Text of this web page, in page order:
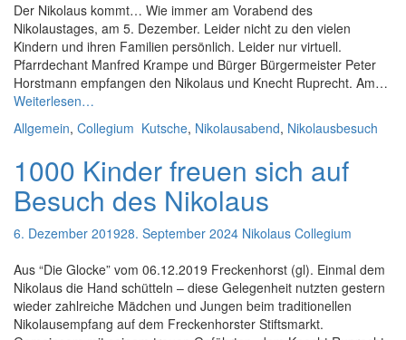
Der Nikolaus kommt… Wie immer am Vorabend des
Nikolaustages, am 5. Dezember. Leider nicht zu den vielen
Kindern und ihren Familien persönlich. Leider nur virtuell.
Pfarrdechant Manfred Krampe und Bürger Bürgermeister Peter
Horstmann empfangen den Nikolaus und Knecht Ruprecht. Am…
Weiterlesen…
kommt…
Allgemein, Collegium Kutsche, Nikolausabend, Nikolausbesuch
1000 Kinder freuen sich auf
Besuch des Nikolaus
6. Dezember 201928. September 2024 Nikolaus Collegium
Aus “Die Glocke” vom 06.12.2019 Freckenhorst (gl). Einmal dem
Nikolaus die Hand schütteln – diese Gelegenheit nutzten gestern
wieder zahlreiche Mädchen und Jungen beim traditionellen
Nikolausempfang auf dem Freckenhorster Stiftsmarkt.